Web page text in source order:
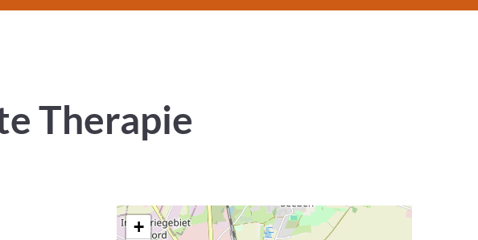
Therapie
+